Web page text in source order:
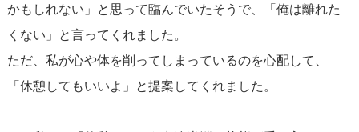
かもしれない」と思って臨んでいたそうで、「俺は離れた
くない」と言ってくれました。
ただ、私が心や体を削ってしまっているのを心配して、
「休憩してもいいよ」と提案してくれました。